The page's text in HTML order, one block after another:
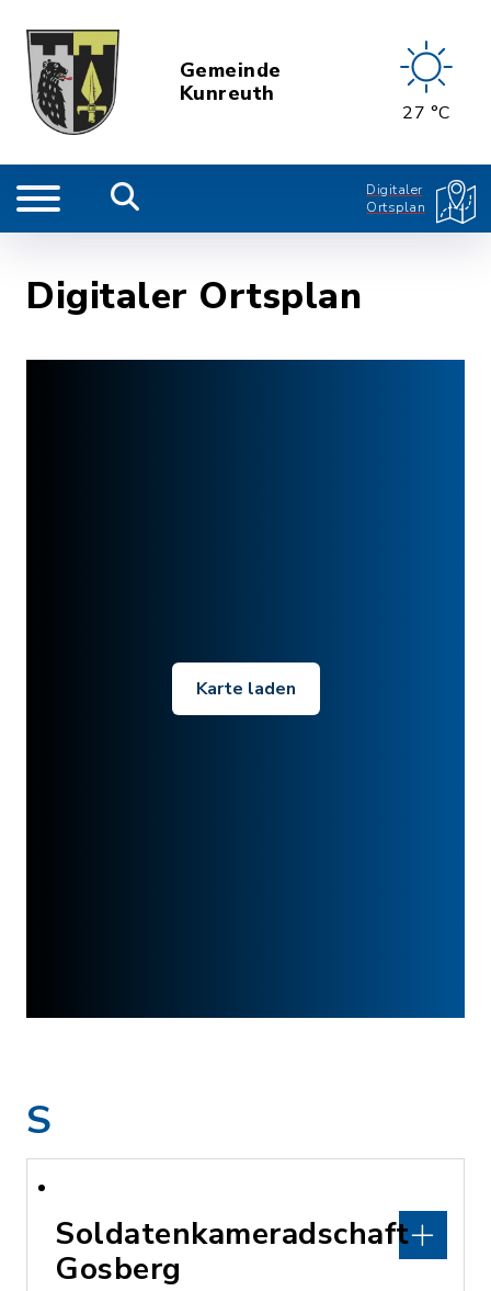
Gemeinde
Kunreuth
27 °C
Digitaler
Ortsplan
Digitaler Ortsplan
Karte laden
S
Soldatenkameradschaft
Gosberg